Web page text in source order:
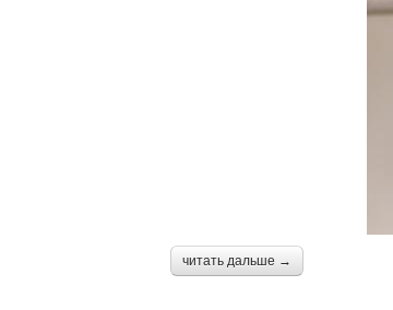
читать дальше →